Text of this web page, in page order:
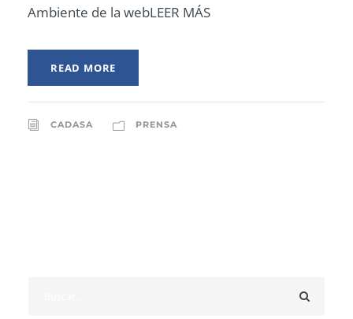
Ambiente de la webLEER MÁS
READ MORE
CADASA PRENSA